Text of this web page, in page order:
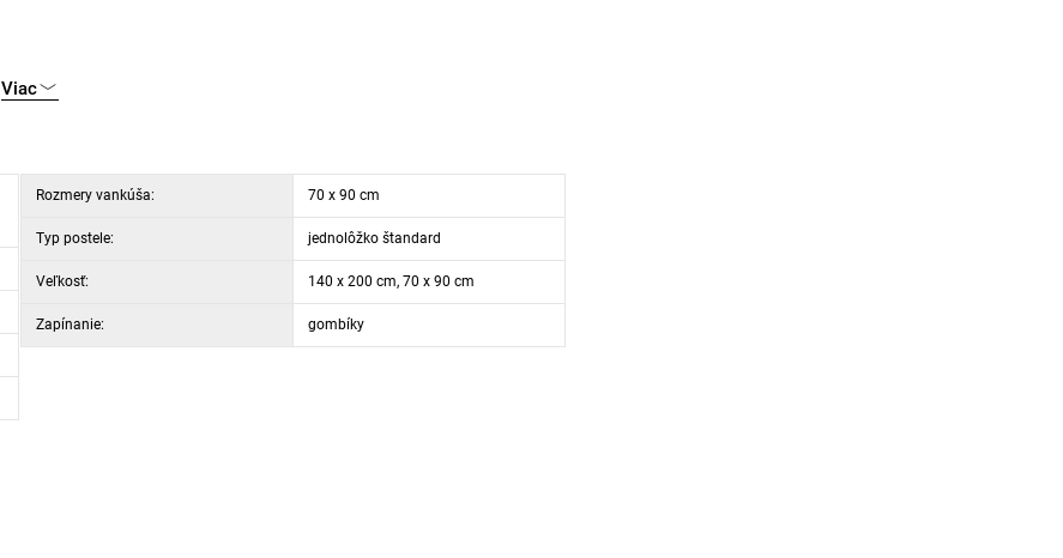
Viac
Rozmery vankúša: 70 x 90 cm
Typ postele: jednolôžko štandard
Veľkosť: 140 x 200 cm, 70 x 90 cm
Zapínanie: gombíky